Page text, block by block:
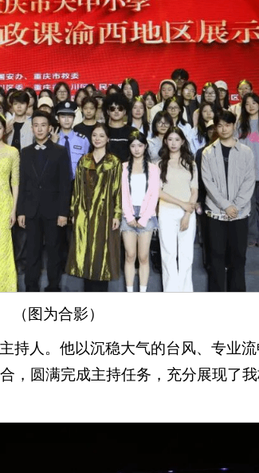
（图为合影）
持人。他以沉稳大气的台风、专业
，圆满完成主持任务，充分展现了